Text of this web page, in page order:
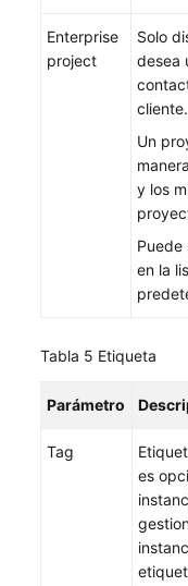
Enterprise
project
Solo
desea
cliente.
Un
y los
Puede
en la
Tabla 5 Etiqueta
Parámetro
Tag
es